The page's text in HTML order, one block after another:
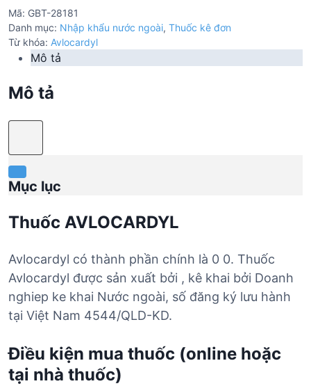
Mã: GBT-28181
Danh mục: Nhập khẩu nước ngoài, Thuốc kê đơn
Từ khóa: Avlocardyl
Mô tả
Mô tả
Mục lục
Thuốc AVLOCARDYL
Avlocardyl có thành phần chính là 0 0. Thuốc
Avlocardyl được sản xuất bởi , kê khai bởi Doanh
nghiep ke khai Nước ngoài, số đăng ký lưu hành
tại Việt Nam 4544/QLD-KD.
Điều kiện mua thuốc (online hoặc
tại nhà thuốc)